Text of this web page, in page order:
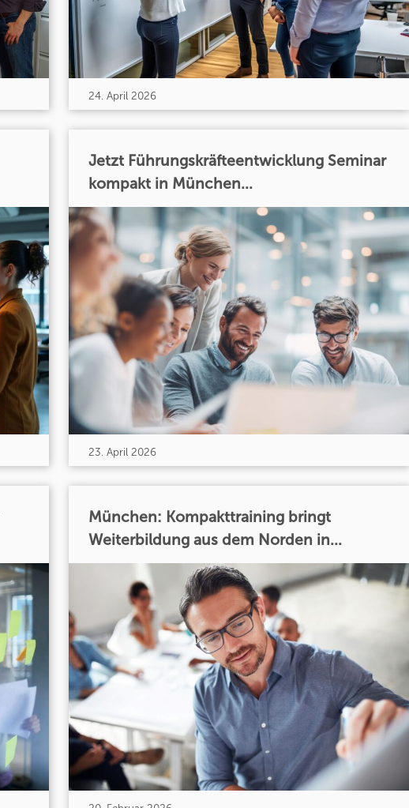
24. April 2026
Jetzt Führungskräfteentwicklung Seminar
kompakt in München...
23. April 2026
München: Kompakttraining bringt
Weiterbildung aus dem Norden in...